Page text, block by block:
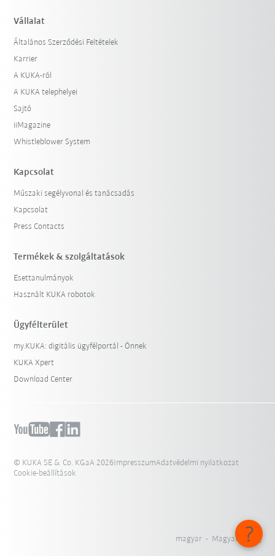
Vállalat
Általános Szerződési Feltételek
Karrier
A KUKA-ról
A KUKA telephelyei
Sajtó
iiMagazine
Whistleblower System
Kapcsolat
Műszaki segélyvonal és tanácsadás
Kapcsolat
Press Contacts
Termékek & szolgáltatások
Esettanulmányok
Használt KUKA robotok
Ügyfélterület
my.KUKA: digitális ügyfélportál - Önnek
KUKA Xpert
Download Center
© KUKA SE & Co. KGaA 2026 ImpresszumAdatvédelmi nyilatkozat
Cookie-beállítások
magyar - Magyarország